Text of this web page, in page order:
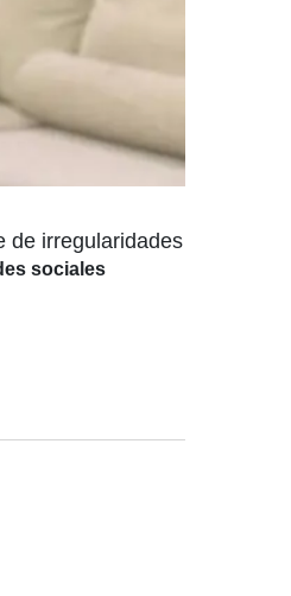
de irregularidades
sociales